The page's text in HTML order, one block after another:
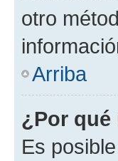
otro
Arriba
¿Por
Es